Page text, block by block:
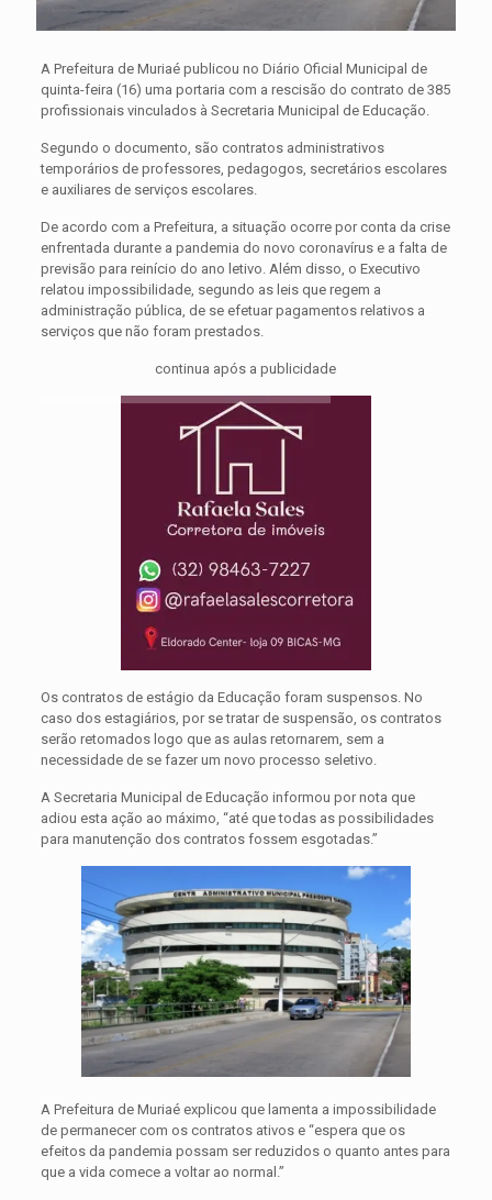
A Prefeitura de Muriaé publicou no Diário Oficial Municipal de
quinta-feira (16) uma portaria com a rescisão do contrato de 385
profissionais vinculados à Secretaria Municipal de Educação.
Segundo o documento, são contratos administrativos
temporários de professores, pedagogos, secretários escolares
e auxiliares de serviços escolares.
De acordo com a Prefeitura, a situação ocorre por conta da crise
enfrentada durante a pandemia do novo coronavírus e a falta de
previsão para reinício do ano letivo. Além disso, o Executivo
relatou impossibilidade, segundo as leis que regem a
administração pública, de se efetuar pagamentos relativos a
serviços que não foram prestados.
continua após a publicidade
Os contratos de estágio da Educação foram suspensos. No
caso dos estagiários, por se tratar de suspensão, os contratos
serão retomados logo que as aulas retornarem, sem a
necessidade de se fazer um novo processo seletivo.
A Secretaria Municipal de Educação informou por nota que
adiou esta ação ao máximo, “até que todas as possibilidades
para manutenção dos contratos fossem esgotadas.”
A Prefeitura de Muriaé explicou que lamenta a impossibilidade
de permanecer com os contratos ativos e “espera que os
efeitos da pandemia possam ser reduzidos o quanto antes para
que a vida comece a voltar ao normal.”